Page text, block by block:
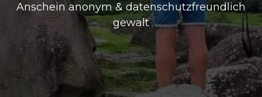
Anschein anonym & datenschutzfreundlich
gewalt